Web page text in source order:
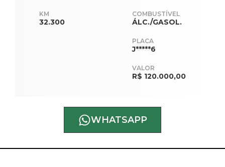
KM
32.300
COMBUSTÍVEL
ÁLC./GASOL.
PLACA
J*****6
VALOR
R$ 120.000,00
WHATSAPP